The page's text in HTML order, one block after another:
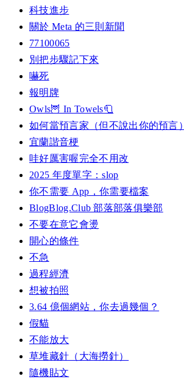
科技進步
關於 Meta 的三則新聞
77100065
別把步驟記下來
嚇死
報明牌
Owls🦉 In Towels🧻
如何當預言家（但不說出你的預言）
宜蘭諧音梗
哇好厲害喔完全不用改
2025 年度單字：slop
你不需要 App，你需要檔案
BlogBlog.Club 部落部落俱樂部
不要在意它會燙
開心的條件
不急
過程經濟
想被拍照
3.64 億個網站，你去過幾個？
假貓
不能放大
草堆藏針（大海撈針）
隨機貼文